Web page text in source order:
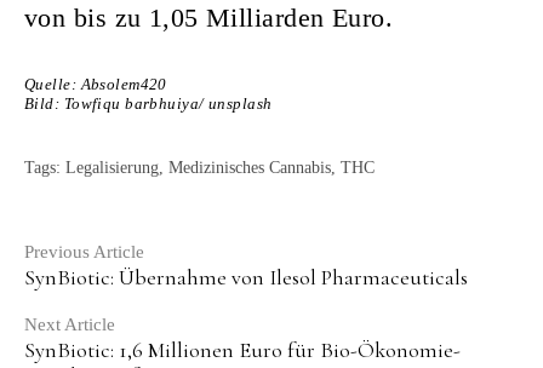
Continue
Reading
Previous Article
SynBiotic: Übernahme von Ilesol Pharmaceuticals
Next Article
SynBiotic: 1,6 Millionen Euro für Bio-Ökonomie-
von bis zu 1,05 Milliarden Euro.
Quelle: Absolem420
Bild: Towfiqu barbhuiya/ unsplash
Tags: Legalisierung Medizinisches Cannabis THC